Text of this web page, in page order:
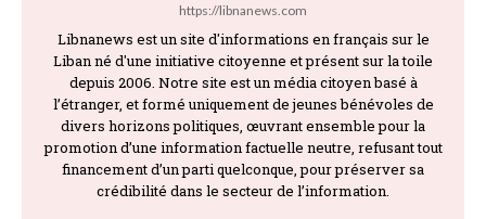
https://libnanews.com
Libnanews est un site d'informations en français sur le
Liban né d'une initiative citoyenne et présent sur la toile
depuis 2006. Notre site est un média citoyen basé à
l’étranger, et formé uniquement de jeunes bénévoles de
divers horizons politiques, œuvrant ensemble pour la
promotion d’une information factuelle neutre, refusant tout
financement d’un parti quelconque, pour préserver sa
crédibilité dans le secteur de l’information.